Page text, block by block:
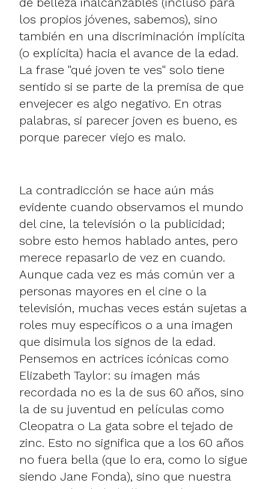
los propios jóvenes, sabemos), sino
también en una discriminación implícita
(o explícita) hacia el avance de la edad.
La frase "qué joven te ves" solo tiene
sentido si se parte de la premisa de que
envejecer es algo negativo. En otras
palabras, si parecer joven es bueno, es
porque parecer viejo es malo.
La contradicción se hace aún más
evidente cuando observamos el mundo
del cine, la televisión o la publicidad;
sobre esto hemos hablado antes, pero
merece repasarlo de vez en cuando.
Aunque cada vez es más común ver a
personas mayores en el cine o la
televisión, muchas veces están sujetas a
roles muy específicos o a una imagen
que disimula los signos de la edad.
Pensemos en actrices icónicas como
Elizabeth Taylor: su imagen más
recordada no es la de sus 60 años, sino
la de su juventud en películas como
Cleopatra o La gata sobre el tejado de
zinc. Esto no significa que a los 60 años
no fuera bella (que lo era, como lo sigue
siendo Jane Fonda), sino que nuestra